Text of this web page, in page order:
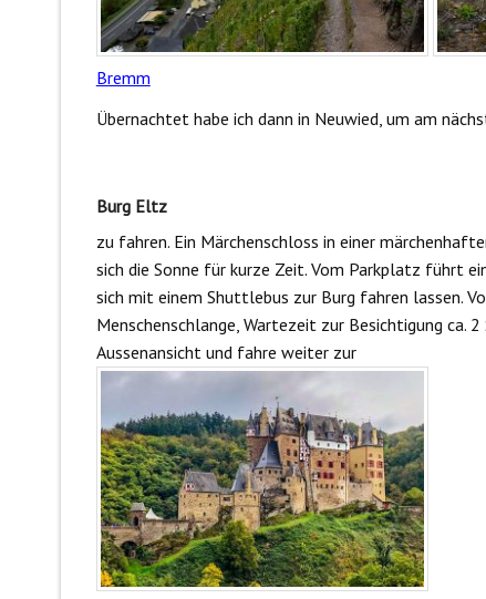
Bremm
Übernachtet habe ich dann in Neuwied, um am
Burg Eltz
zu fahren. Ein Märchenschloss in einer
sich die Sonne für kurze Zeit. Vom Parkplatz führt
sich mit einem Shuttlebus zur Burg fahren lassen.
Menschenschlange, Wartezeit zur Besichtigung ca.
Aussenansicht und fahre weiter zur